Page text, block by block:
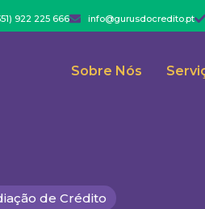
922 225 666 info@gurusdocredito.pt
Sobre Nós
de Crédito